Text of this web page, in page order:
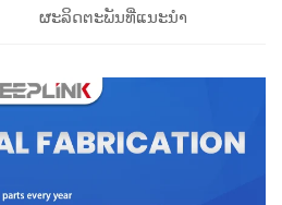
ຜະລິດຕະພັນທີ່ແນະນຳ